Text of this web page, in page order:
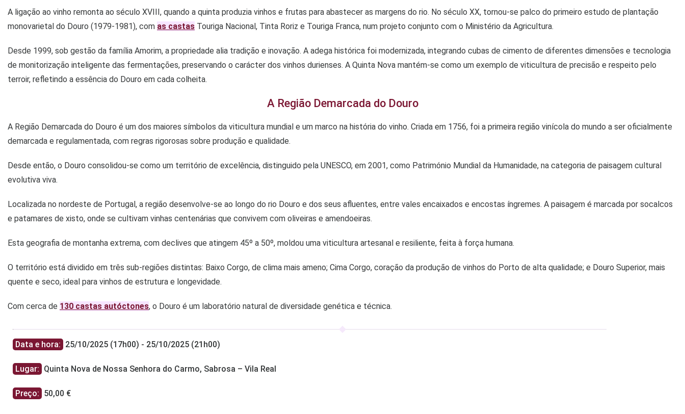
A ligação ao vinho remonta ao século XVIII, quando a quinta produzia vinhos e frutas para abastecer as margens do rio. No século XX, tornou-se palco do primeiro estudo de plantação
monovarietal do Douro (1979-1981), com as castas Touriga Nacional, Tinta Roriz e Touriga Franca, num projeto conjunto com o Ministério da Agricultura.
Desde 1999, sob gestão da família Amorim, a propriedade alia tradição e inovação. A adega histórica foi modernizada, integrando cubas de cimento de diferentes dimensões e tecnologia
de monitorização inteligente das fermentações, preservando o carácter dos vinhos durienses. A Quinta Nova mantém-se como um exemplo de viticultura de precisão e respeito pelo
terroir, refletindo a essência do Douro em cada colheita.
A Região Demarcada do Douro
A Região Demarcada do Douro é um dos maiores símbolos da viticultura mundial e um marco na história do vinho. Criada em 1756, foi a primeira região vinícola do mundo a ser oficialmente
demarcada e regulamentada, com regras rigorosas sobre produção e qualidade.
Desde então, o Douro consolidou-se como um território de excelência, distinguido pela UNESCO, em 2001, como Património Mundial da Humanidade, na categoria de paisagem cultural
evolutiva viva.
Localizada no nordeste de Portugal, a região desenvolve-se ao longo do rio Douro e dos seus afluentes, entre vales encaixados e encostas íngremes. A paisagem é marcada por socalcos
e patamares de xisto, onde se cultivam vinhas centenárias que convivem com oliveiras e amendoeiras.
Esta geografia de montanha extrema, com declives que atingem 45º a 50º, moldou uma viticultura artesanal e resiliente, feita à força humana.
O território está dividido em três sub-regiões distintas: Baixo Corgo, de clima mais ameno; Cima Corgo, coração da produção de vinhos do Porto de alta qualidade; e Douro Superior, mais
quente e seco, ideal para vinhos de estrutura e longevidade.
Com cerca de 130 castas autóctones, o Douro é um laboratório natural de diversidade genética e técnica.
Data e hora: 25/10/2025 (17h00) - 25/10/2025 (21h00)
Lugar: Quinta Nova de Nossa Senhora do Carmo, Sabrosa – Vila Real
Preço: 50,00 €